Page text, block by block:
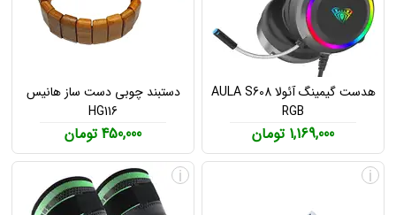
هدست گیمینگ آئولا AULA S608
RGB
1,169,000 تومان
دستبند چوبی دست ساز هانیس
HG116
450,000 تومان
i
i